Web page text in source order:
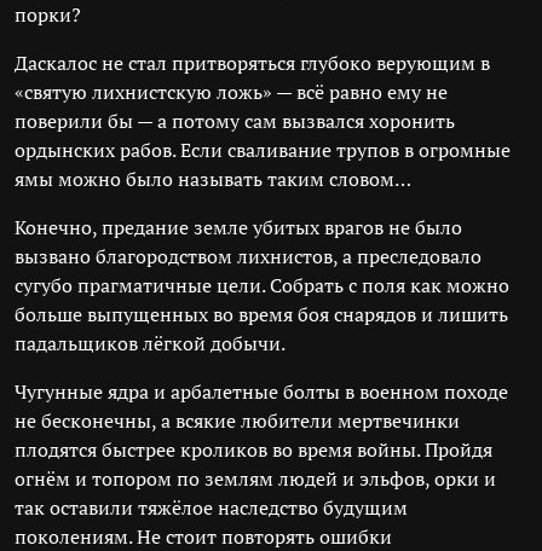
порки?
Даскалос не стал притворяться глубоко верующим в
«святую лихнистскую ложь» — всё равно ему не
поверили бы — а потому сам вызвался хоронить
ордынских рабов. Если сваливание трупов в огромные
ямы можно было называть таким словом…
Конечно, предание земле убитых врагов не было
вызвано благородством лихнистов, а преследовало
сугубо прагматичные цели. Собрать с поля как можно
больше выпущенных во время боя снарядов и лишить
падальщиков лёгкой добычи.
Чугунные ядра и арбалетные болты в военном походе
не бесконечны, а всякие любители мертвечинки
плодятся быстрее кроликов во время войны. Пройдя
огнём и топором по землям людей и эльфов, орки и
так оставили тяжёлое наследство будущим
поколениям. Не стоит повторять ошибки